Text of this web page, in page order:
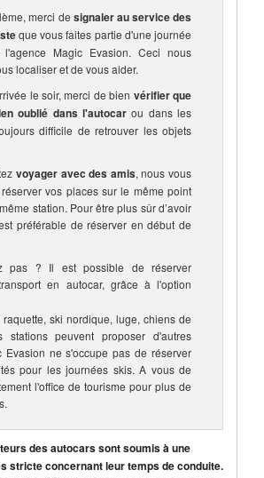
merci de signaler au service des
que vous faites partie d'une journée
Magic Evasion. Ceci nous
localiser et de vous aider.
le soir, merci de bien vérifier que
oublié dans l'autocarou dans les
difficile de retrouver les objets
voyager avec des amis, nous vous
vos places sur le même point
station. Pour être plus sûr d’avoir
préférable de réserver en début de
pas ? Il est possible de réserver
en autocar, grâce à l'option
ski nordique, luge, chiens de
peuvent proposer d'autres
Evasion ne s'occupe pas de réserver
pour les journées skis. A vous de
l'office de tourisme pour plus de
des autocars sont soumis à une
stricte concernant leur temps de conduite.